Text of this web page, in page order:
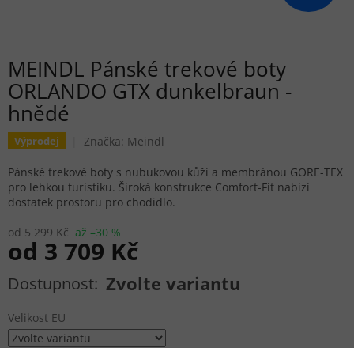
MEINDL Pánské trekové boty
ORLANDO GTX dunkelbraun -
hnědé
Výprodej Značka: Meindl
od 5 299 Kč až –30 %
od 3 709 Kč
Měrná cena: Zvolte variantu
Velikost EU
Pánské trekové boty s nubukovou kůží a membránou GORE-TEX
pro lehkou turistiku. Široká konstrukce Comfort-Fit nabízí
dostatek prostoru pro chodidlo.